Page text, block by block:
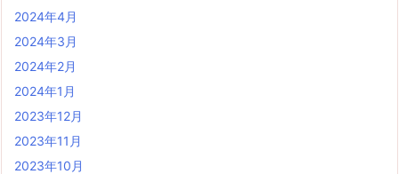
2024年4月
2024年3月
2024年2月
2024年1月
2023年12月
2023年11月
2023年10月